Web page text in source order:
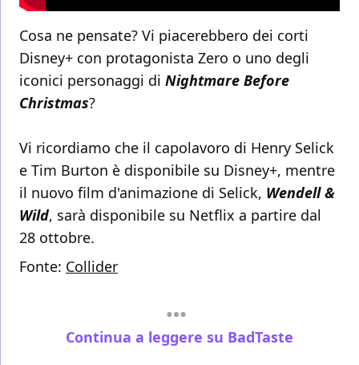
Cosa ne pensate? Vi piacerebbero dei corti
Disney+ con protagonista Zero o uno degli
iconici personaggi di Nightmare Before
Christmas?
Vi ricordiamo che il capolavoro di Henry Selick
e Tim Burton è disponibile su Disney+, mentre
il nuovo film d'animazione di Selick, Wendell &
Wild, sarà disponibile su Netflix a partire dal
28 ottobre.
Fonte: Collider
Continua a leggere su BadTaste